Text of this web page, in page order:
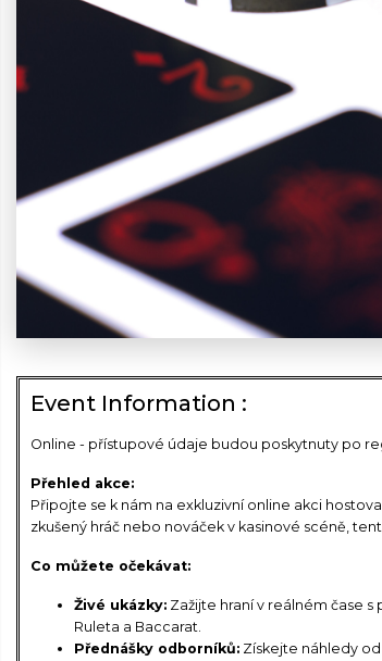
Event Information :
Online - přístupové údaje budou poskytnuty po
Přehled akce:
Připojte se k nám na exkluzivní online akci
zkušený hráč nebo nováček v kasinové scéně,
Co můžete očekávat:
Živé ukázky: Zažijte hraní v reálném čase
Ruleta a Baccarat.
Přednášky odborníků: Získejte náhledy